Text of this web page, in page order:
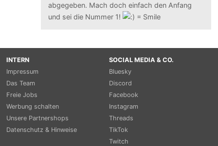
abgegeben. Mach doch einfach den Anfang
und sei die Nummer 1!
INTERN
Impressum
Das Team
Freie Jobs
Werbung schalten
Unsere Partnershops
Datenschutz & Hinweise
SOCIAL MEDIA & CO.
Bluesky
Discord
Facebook
Instagram
Threads
TikTok
Twitch